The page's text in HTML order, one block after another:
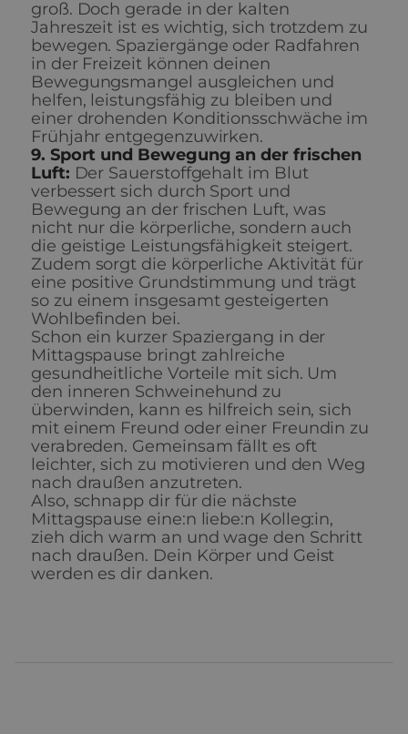
groß. Doch gerade in der kalten
Jahreszeit ist es wichtig, sich trotzdem zu
bewegen. Spaziergänge oder Radfahren
in der Freizeit können deinen
Bewegungsmangel ausgleichen und
helfen, leistungsfähig zu bleiben und
einer drohenden Konditionsschwäche im
Frühjahr entgegenzuwirken.
9. Sport und Bewegung an der frischen
Luft: Der Sauerstoffgehalt im Blut
verbessert sich durch Sport und
Bewegung an der frischen Luft, was
nicht nur die körperliche, sondern auch
die geistige Leistungsfähigkeit steigert.
Zudem sorgt die körperliche Aktivität für
eine positive Grundstimmung und trägt
so zu einem insgesamt gesteigerten
Wohlbefinden bei.
Schon ein kurzer Spaziergang in der
Mittagspause bringt zahlreiche
gesundheitliche Vorteile mit sich. Um
den inneren Schweinehund zu
überwinden, kann es hilfreich sein, sich
mit einem Freund oder einer Freundin zu
verabreden. Gemeinsam fällt es oft
leichter, sich zu motivieren und den Weg
nach draußen anzutreten.
Also, schnapp dir für die nächste
Mittagspause eine:n liebe:n Kolleg:in,
zieh dich warm an und wage den Schritt
nach draußen. Dein Körper und Geist
werden es dir danken.